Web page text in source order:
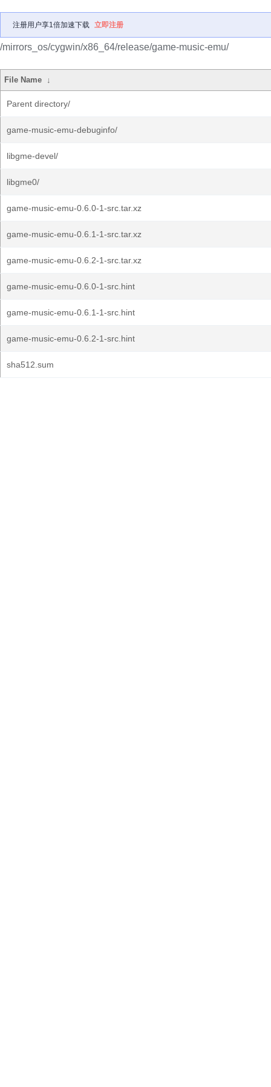
注册用户享1倍加速下载 立即注册
/mirrors_os/cygwin/x86_64/release/game-music-emu/
File Name ↓
Parent directory/
game-music-emu-debuginfo/
libgme-devel/
libgme0/
game-music-emu-0.6.0-1-src.tar.xz
game-music-emu-0.6.1-1-src.tar.xz
game-music-emu-0.6.2-1-src.tar.xz
game-music-emu-0.6.0-1-src.hint
game-music-emu-0.6.1-1-src.hint
game-music-emu-0.6.2-1-src.hint
sha512.sum